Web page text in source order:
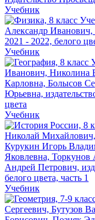
Учебник
Учебник
Учебник
Учебник